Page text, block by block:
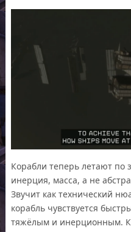
Корабли теперь летают по
инерция, масса, а не
Звучит как технический
корабль чувствуется
тяжёлым и инерционным.